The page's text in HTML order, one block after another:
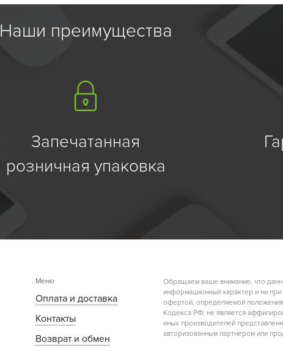
Наши преимущества
Запечатанная
розничная упаковка
Меню
Оплата и доставка
Контакты
Возврат и обмен
Обращаем ваше внимание, что
информационный характер и ни при
офертой, определяемой
Кодекса РФ; не является
иных производителей
авторизованным партнером или